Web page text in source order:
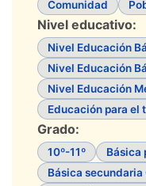
Comunidad
Nivel educativo:
Nivel Educación
Nivel Educación
Nivel Educación
Educación para el
Grado:
10º-11º
Básica
Básica secundaria